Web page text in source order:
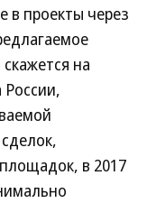
в проекты через
на
России,
в 2017